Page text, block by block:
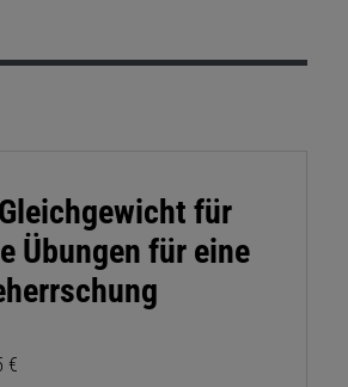
für
Übungen für eine
€